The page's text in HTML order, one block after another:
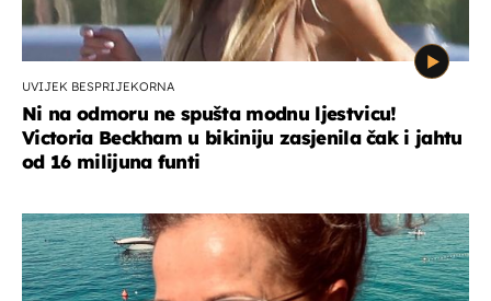
UVIJEK BESPRIJEKORNA
Ni na odmoru ne spušta modnu ljestvicu!
Victoria Beckham u bikiniju zasjenila čak i jahtu
od 16 milijuna funti